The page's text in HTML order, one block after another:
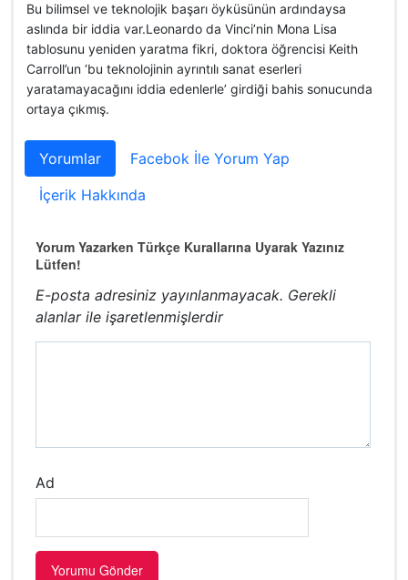
Bu bilimsel ve teknolojik başarı öyküsünün ardındaysa
aslında bir iddia var.Leonardo da Vinci’nin Mona Lisa
tablosunu yeniden yaratma fikri, doktora öğrencisi Keith
Carroll’un ‘bu teknolojinin ayrıntılı sanat eserleri
yaratamayacağını iddia edenlerle’ girdiği bahis sonucunda
ortaya çıkmış.
Yorumlar
Facebok İle Yorum Yap
İçerik Hakkında
Yorum Yazarken Türkçe Kurallarına Uyarak Yazınız
Lütfen!
E-posta adresiniz yayınlanmayacak. Gerekli
alanlar ile işaretlenmişlerdir
Ad